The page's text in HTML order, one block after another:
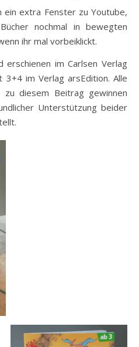
ein extra Fenster zu Youtube,
nochmal in bewegten
ihr mal vorbeiklickt.
im Carlsen Verlag
im Verlag arsEdition. Alle
diesem Beitrag gewinnen
Unterstützung beider